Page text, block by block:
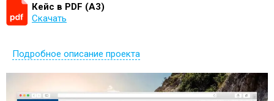
Кейс в PDF (А3)
Скачать
Подробное описание проекта